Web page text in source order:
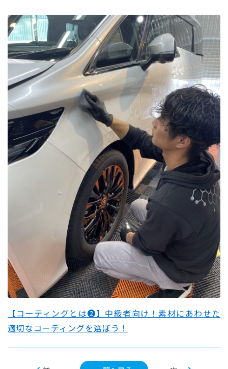
【コーティングとは❷】中級者向け！素材にあわせた
適切なコーティングを選ぼう！